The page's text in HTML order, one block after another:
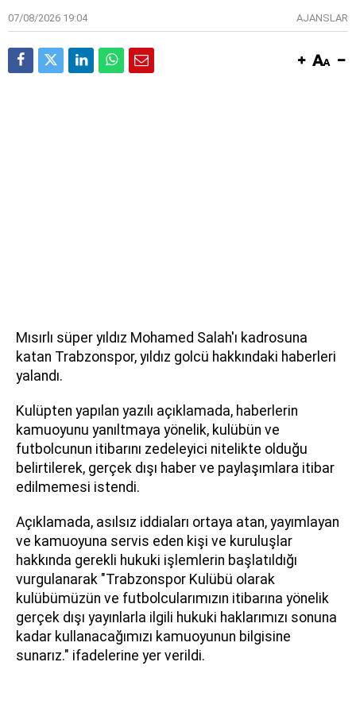
07/08/2026 19:04 AJANSLAR
Mısırlı süper yıldız Mohamed Salah'ı kadrosuna
katan Trabzonspor, yıldız golcü hakkındaki haberleri
yalandı.
Kulüpten yapılan yazılı açıklamada, haberlerin
kamuoyunu yanıltmaya yönelik, kulübün ve
futbolcunun itibarını zedeleyici nitelikte olduğu
belirtilerek, gerçek dışı haber ve paylaşımlara itibar
edilmemesi istendi.
Açıklamada, asılsız iddiaları ortaya atan, yayımlayan
ve kamuoyuna servis eden kişi ve kuruluşlar
hakkında gerekli hukuki işlemlerin başlatıldığı
vurgulanarak "Trabzonspor Kulübü olarak
kulübümüzün ve futbolcularımızın itibarına yönelik
gerçek dışı yayınlarla ilgili hukuki haklarımızı sonuna
kadar kullanacağımızı kamuoyunun bilgisine
sunarız." ifadelerine yer verildi.